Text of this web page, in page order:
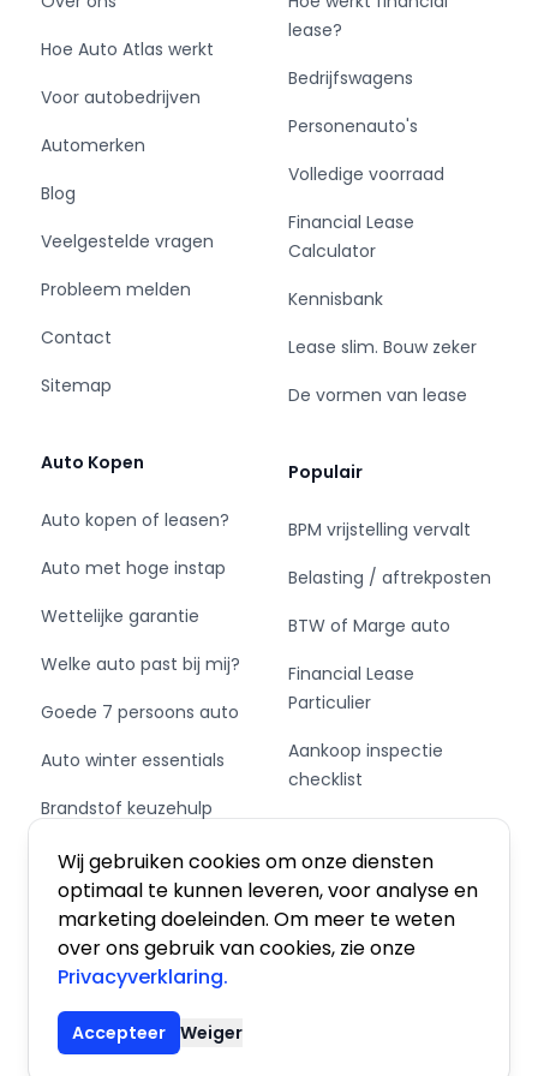
Wij gebruiken cookies om onze diensten
optimaal te kunnen leveren, voor analyse en
marketing doeleinden. Om meer te weten
over ons gebruik van cookies, zie onze
Privacyverklaring.
Accepteer Weiger
adverteerder.
Onze voorraad bedrijfswagens bestaat
doorgaans uit ruim 400 voertuigen en is
afkomstig van zorgvuldig geselecteerde en
betrouwbare partners en
leasemaatschappijen.
Wij begrijpen als geen ander dat een
bedrijfswagen aanschaffen een hele uitgave is
Wij kunnen met u meedenken in passende
financieringsmogelijkheden.
Dus bent u opzoek naar uw bedrijfswagen dan
bent u bij Van der Wal Vans V.O.F. aan het juiste
Hoe Auto Atlas werkt
Voor autobedrijven
Automerken
Blog
Veelgestelde vragen
Probleem melden
Contact
Sitemap
Auto Kopen
Auto kopen of leasen?
Auto met hoge instap
Wettelijke garantie
Welke auto past bij mij?
Goede 7 persoons auto
Auto winter essentials
Brandstof keuzehulp
Schakel of automaat?
lease?
Bedrijfswagens
Personenauto's
Volledige voorraad
Financial Lease
Calculator
Kennisbank
Lease slim. Bouw zeker
De vormen van lease
Populair
BPM vrijstelling vervalt
Belasting / aftrekposten
BTW of Marge auto
Financial Lease
Particulier
Aankoop inspectie
checklist
Private Leasen,
Financieren of Kopen?
© 2026 De Auto Atlas, Inc. Alle rechten voorbehouden.